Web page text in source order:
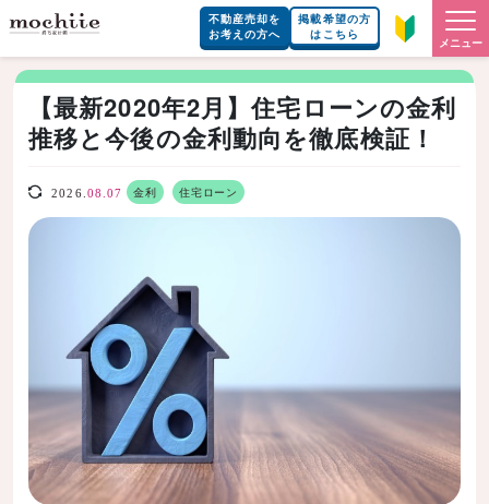
不動産売却を
お考えの方へ
掲載希望の方
はこちら
メニュー
【最新2020年2月】住宅ローンの金利
推移と今後の金利動向を徹底検証！
2026. 08.07 金利 住宅ローン